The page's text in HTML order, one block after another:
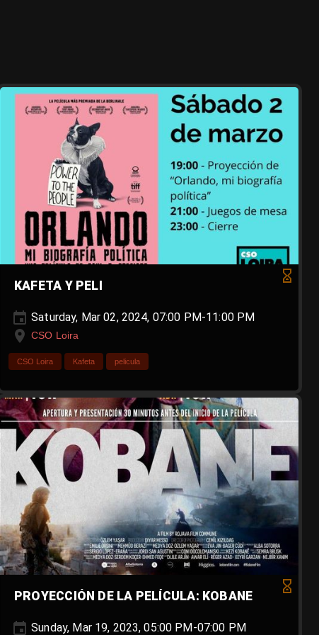
KAFETA Y PELI
Saturday, Mar 02, 2024, 07:00 PM-11:00 PM
CSO Loira
CSO Loira Kafeta pelicula
PROYECCIÓN DE LA PELÍCULA: KOBANE
Sunday, Mar 19, 2023, 05:00 PM-07:00 PM